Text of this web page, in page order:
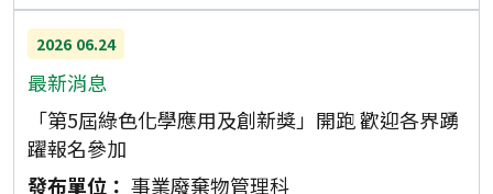
2026 06.24
最新消息
「第5屆綠色化學應用及創新獎」開跑 歡迎各界踴
躍報名參加
事業廢棄物管理科